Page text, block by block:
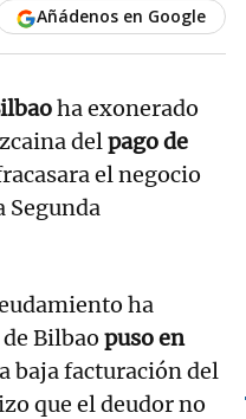
Añádenos en Google
ha exonerado
delpago de
el negocio
Segunda
ha
Bilbao puso en
baja facturación del
que el deudor no